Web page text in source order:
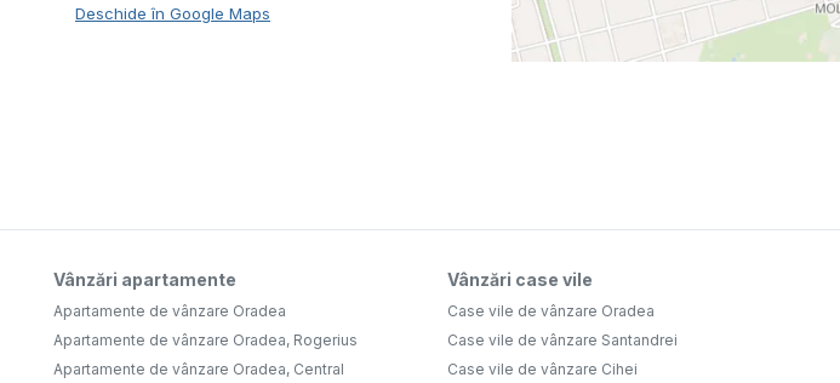
Deschide în Google Maps
Vânzări apartamente
Apartamente de vânzare Oradea
Apartamente de vânzare Oradea, Rogerius
Apartamente de vânzare Oradea, Central
Vânzări case vile
Case vile de vânzare Oradea
Case vile de vânzare Santandrei
Case vile de vânzare Cihei